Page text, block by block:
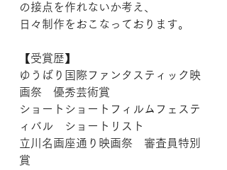
の接点を作れないか考え、
日々制作をおこなっております。
【受賞歴】
ゆうばり国際ファンタスティック映
画祭　優秀芸術賞
ショートショートフィルムフェステ
ィバル　ショートリスト
立川名画座通り映画祭　審査員特別
賞